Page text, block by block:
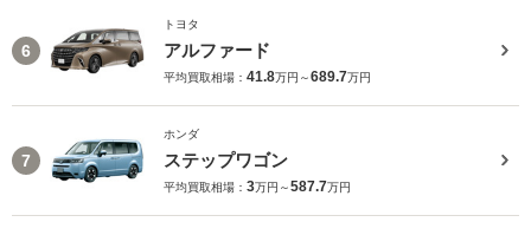
6
トヨタ
アルファード
平均買取相場： 41.8万円～689.7万円
7
ホンダ
ステップワゴン
平均買取相場： 3万円～587.7万円